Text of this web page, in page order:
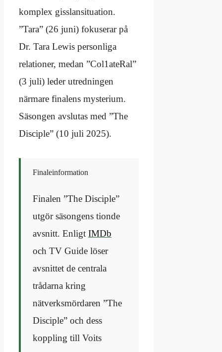
komplex gisslansituation.
”Tara” (26 juni) fokuserar på
Dr. Tara Lewis personliga
relationer, medan ”Col1ateRal”
(3 juli) leder utredningen
närmare finalens mysterium.
Säsongen avslutas med ”The
Disciple” (10 juli 2025).
Finaleinformation
Finalen ”The Disciple”
utgör säsongens tionde
avsnitt. Enligt IMDb
och TV Guide löser
avsnittet de centrala
trådarna kring
nätverksmördaren ”The
Disciple” och dess
koppling till Voits